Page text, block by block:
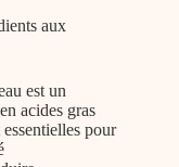
aux
est un
acides gras
pour